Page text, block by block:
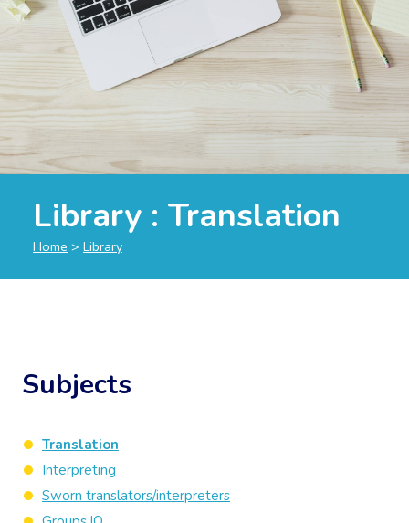
Library : Translation
Home > Library
Subjects
Translation
Interpreting
Sworn translators/interpreters